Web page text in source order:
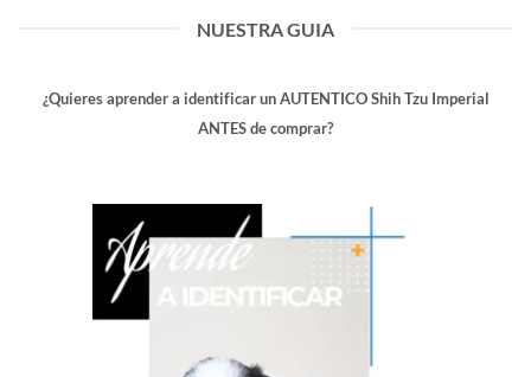
NUESTRA GUIA
¿Quieres aprender a identificar un AUTENTICO Shih Tzu Imperial
ANTES de comprar?